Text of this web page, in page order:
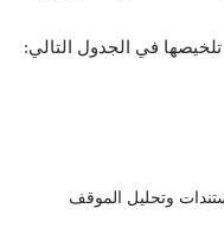
في الجدول التالي:
وتحليل الموقف